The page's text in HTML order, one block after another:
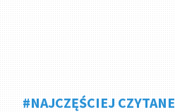
#NAJCZĘŚCIEJ CZYTANE